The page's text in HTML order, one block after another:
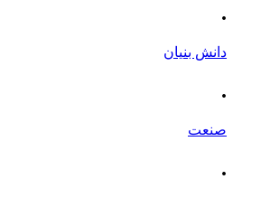
.
دانش بنیان
.
صنعت
.